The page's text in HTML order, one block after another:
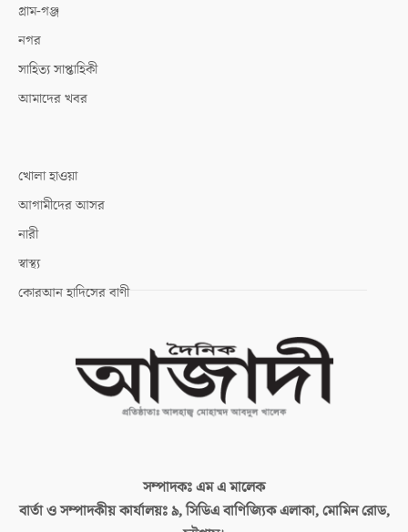
গ্রাম-গঞ্জ
নগর
সাহিত্য সাপ্তাহিকী
আমাদের খবর
খোলা হাওয়া
আগামীদের আসর
নারী
স্বাস্থ্য
কোরআন হাদিসের বাণী
সম্পাদকঃএম এ মালেক
বার্তা ও সম্পাদকীয় কার্যালয়ঃ৯, সিডিএ বাণিজ্যিক এলাকা, মোমিন রোড,